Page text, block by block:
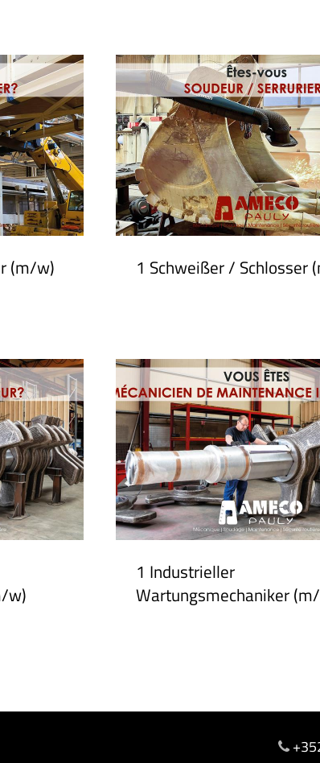
(m/w) 1 Schweißer / Schlosser
w)
1 Industrieller
Wartungsmechaniker